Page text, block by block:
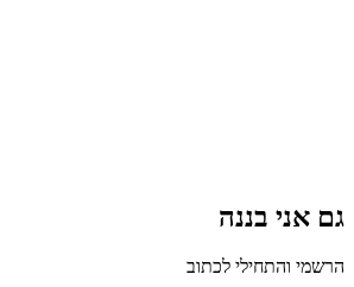
גם אני בננה
הרשמי והתחילי לכתוב